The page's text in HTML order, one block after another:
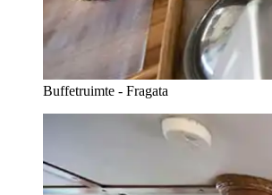
Buffetruimte - Fragata